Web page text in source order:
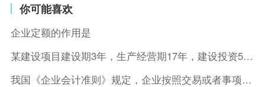
你可能喜欢
企业定额的作用是
某建设项目建设期3年，生产经营期17年，建设投资5500万元
我国《企业会计准则》规定，企业按照交易或者事项的经济特征确定